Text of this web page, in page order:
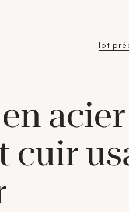
lot
cuir